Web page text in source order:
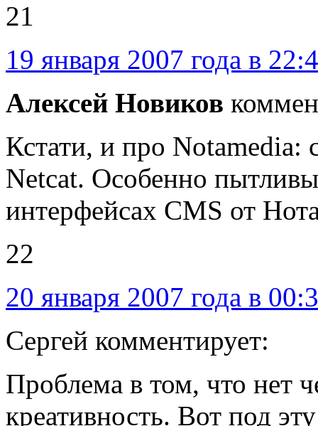
21
19 января 2007 года в
Алексей Новиков
Кстати, и про Notamedia:
Netcat. Особенно
интерфейсах CMS от
22
20 января 2007 года в
Сергей комментирует:
Проблема в том, что нет
креативность. Вот под